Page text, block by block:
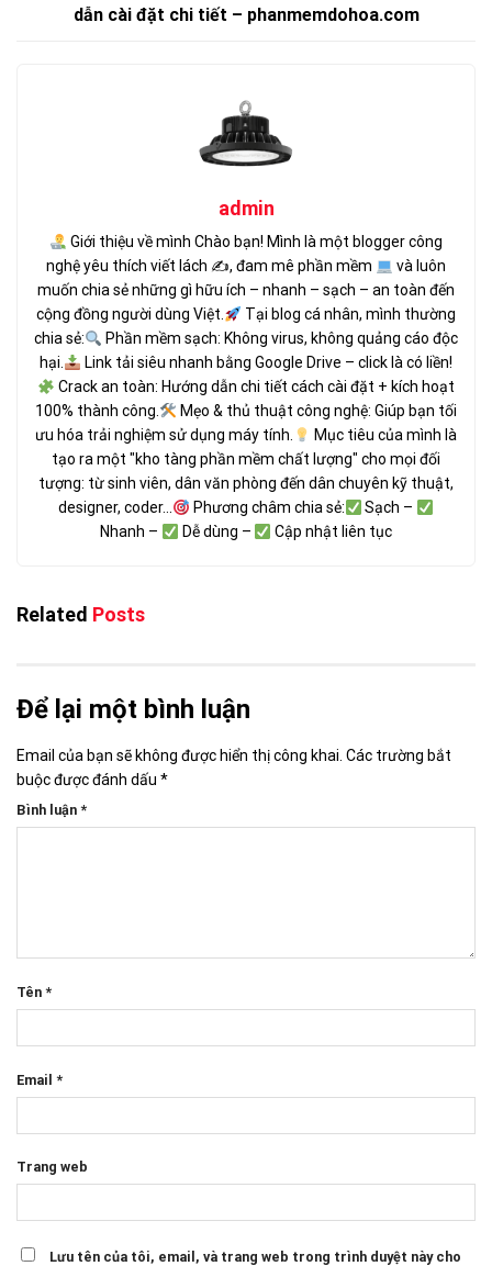
dẫn cài đặt chi tiết – phanmemdohoa.com
admin
Giới thiệu về mình Chào bạn! Mình là một blogger công
nghệ yêu thích viết lách ✍, đam mê phần mềm
và luôn
muốn chia sẻ những gì hữu ích – nhanh – sạch – an toàn đến
cộng đồng người dùng Việt.
Tại blog cá nhân, mình thường
chia sẻ:
Phần mềm sạch: Không virus, không quảng cáo độc
hại.
Link tải siêu nhanh bằng Google Drive – click là có liền!
Crack an toàn: Hướng dẫn chi tiết cách cài đặt + kích hoạt
100% thành công.
Mẹo & thủ thuật công nghệ: Giúp bạn tối
ưu hóa trải nghiệm sử dụng máy tính.
Mục tiêu của mình là
tạo ra một "kho tàng phần mềm chất lượng" cho mọi đối
tượng: từ sinh viên, dân văn phòng đến dân chuyên kỹ thuật,
designer, coder...
Phương châm chia sẻ:
Sạch –
Nhanh –
Dễ dùng – Cập nhật liên tục
Related Posts
Để lại một bình luận
Email của bạn sẽ không được hiển thị công khai. Các trường bắt
buộc được đánh dấu *
Bình luận *
Tên *
Email *
Trang web
Lưu tên của tôi, email, và trang web trong trình duyệt này cho